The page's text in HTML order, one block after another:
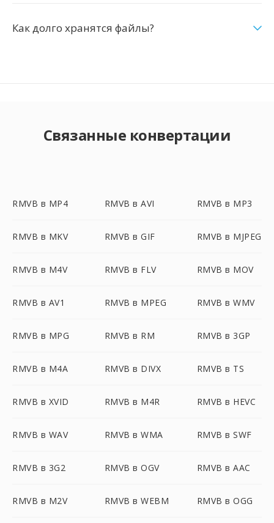
Как долго хранятся файлы?
Связанные конвертации
RMVB в MP4 RMVB в AVI RMVB в MP3
RMVB в MKV RMVB в GIF RMVB в MJPEG
RMVB в M4V RMVB в FLV RMVB в MOV
RMVB в AV1 RMVB в MPEG RMVB в WMV
RMVB в MPG RMVB в RM RMVB в 3GP
RMVB в M4A RMVB в DIVX RMVB в TS
RMVB в XVID RMVB в M4R RMVB в HEVC
RMVB в WAV RMVB в WMA RMVB в SWF
RMVB в 3G2 RMVB в OGV RMVB в AAC
RMVB в M2V RMVB в WEBM RMVB в OGG